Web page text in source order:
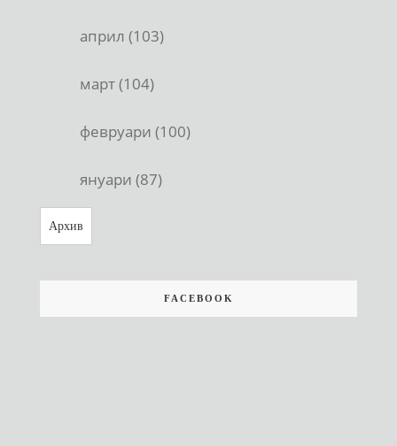
април (103)
март (104)
февруари (100)
януари (87)
Архив
FACEBOOK